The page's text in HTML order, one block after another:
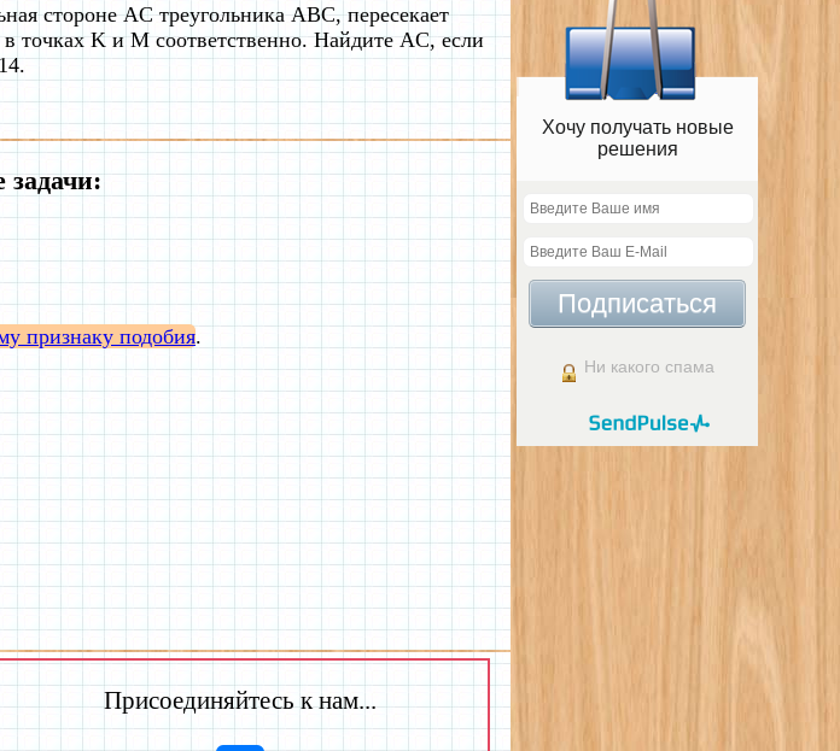
стороне AC треугольника ABC, пересекает
точках K и M соответственно. Найдите AC, если
задачи:
признаку подобия.
Присоединяйтесь к нам...
Хочу получать новые
решения
Подписаться
Ни какого спама